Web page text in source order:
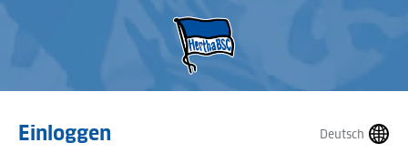
Deutsch
Einloggen